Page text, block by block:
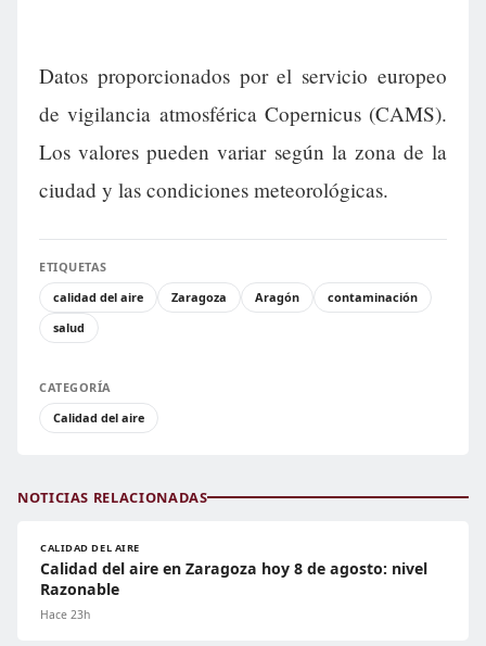
Datos proporcionados por el servicio europeo
de vigilancia atmosférica Copernicus (CAMS).
Los valores pueden variar según la zona de la
ciudad y las condiciones meteorológicas.
ETIQUETAS
calidad del aire
Zaragoza Aragón
contaminación
salud
CATEGORÍA
Calidad del aire
NOTICIAS RELACIONADAS
CALIDAD DEL AIRE
Calidad del aire en Zaragoza hoy 8 de agosto: nivel
Razonable
Hace 23h